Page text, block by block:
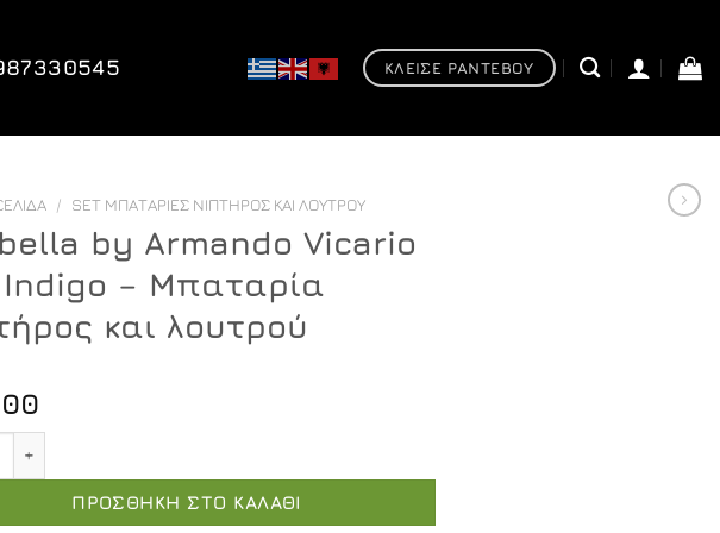
ΚΛΕΙΣΕ ΡΑΝΤΕΒΟΥ
/ SET ΜΠΑΤΑΡΊΕΣ ΝΙΠΤΉΡΟΣ ΚΑΙ ΛΟΥΤΡΟΎ
by Armando Vicario
Indigo – Μπαταρία
και λουτρού
ΠΡΟΣΘΉΚΗ ΣΤΟ ΚΑΛΆΘΙ